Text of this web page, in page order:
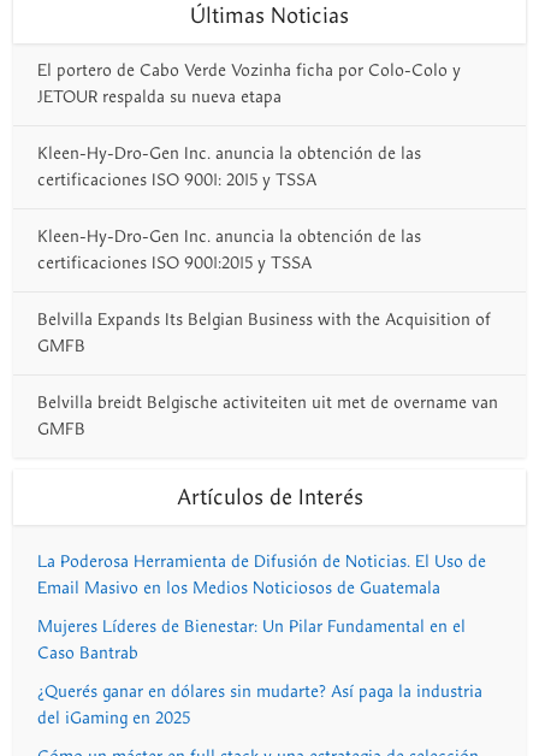
Últimas Noticias
El portero de Cabo Verde Vozinha ficha por Colo-Colo y
JETOUR respalda su nueva etapa
Kleen-Hy-Dro-Gen Inc. anuncia la obtención de las
certificaciones ISO 9001: 2015 y TSSA
Kleen-Hy-Dro-Gen Inc. anuncia la obtención de las
certificaciones ISO 9001:2015 y TSSA
Belvilla Expands Its Belgian Business with the Acquisition of
GMFB
Belvilla breidt Belgische activiteiten uit met de overname van
GMFB
Artículos de Interés
La Poderosa Herramienta de Difusión de Noticias. El Uso de
Email Masivo en los Medios Noticiosos de Guatemala
Mujeres Líderes de Bienestar: Un Pilar Fundamental en el
Caso Bantrab
¿Querés ganar en dólares sin mudarte? Así paga la industria
del iGaming en 2025